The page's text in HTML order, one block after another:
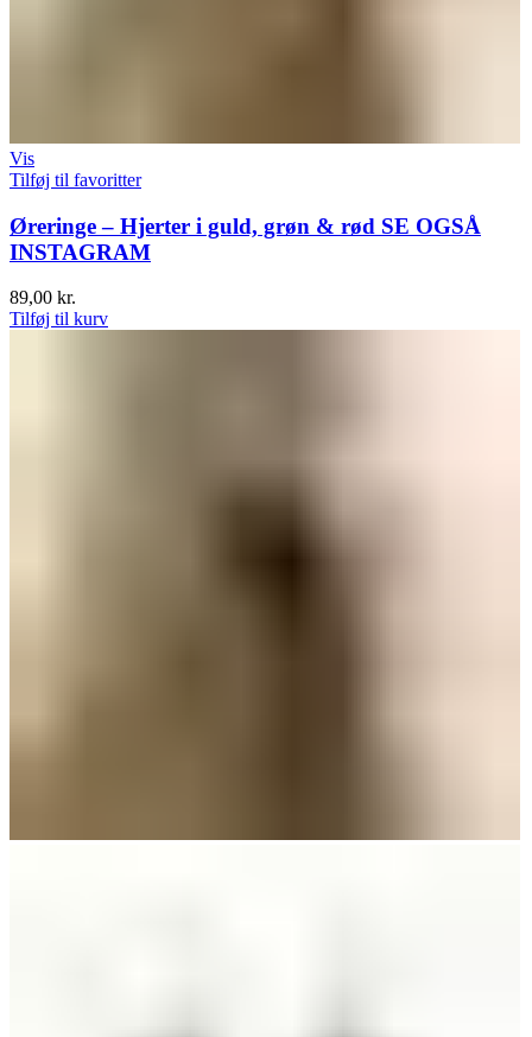
Vis
Tilføj til favoritter
Øreringe – Hjerter i guld, grøn & rød SE OGSÅ
INSTAGRAM
89,00 kr.
Tilføj til kurv